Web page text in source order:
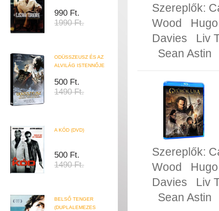
990 Ft.
1990 Ft.
ODÜSSZEUSZ ÉS AZ
ALVILÁG ISTENNŐJE
500 Ft.
1490 Ft.
A KÓD (DVD)
500 Ft.
1490 Ft.
BELSŐ TENGER
(DUPLALEMEZES
Szereplők:
Wood
Davies
Liv
Sean Astin
Szereplők:
Wood
Davies
Liv
Sean Astin